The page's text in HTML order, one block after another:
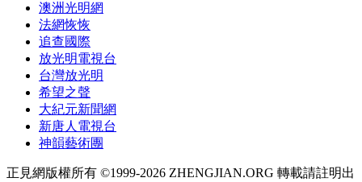
澳洲光明網
法網恢恢
追查國際
放光明電視台
台灣放光明
希望之聲
大紀元新聞網
新唐人電視台
神韻藝術團
正見網版權所有 ©1999-2026 ZHENGJIAN.ORG 轉載請註明出